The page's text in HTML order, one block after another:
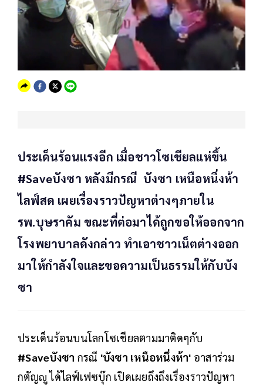
ประเด็นร้อนแรงอีก เมื่อชาวโซเชียลแห่ขึ้น
#Saveบังซา หลังมีกรณี บังซา เหนือหนึ่งห้า
ไลฟ์สด เผยเรื่องราวปัญหาต่างๆภายใน
รพ.บุษราคัม ขณะที่ต่อมาได้ถูกขอให้ออกจาก
โรงพยาบาลดังกล่าว ทำเอาชาวเน็ตต่างออก
มาให้กำลังใจและขอความเป็นธรรมให้กับบัง
ซา
ประเด็นร้อนบนโลกโซเชียลตามมาติดๆกับ
#Saveบังซา กรณี 'บังซา เหนือหนึ่งห้า' อาสาร่วม
กตัญญู ได้ไลฟ์เฟซบุ๊ก เปิดเผยถึงถึงเรื่องราวปัญหา